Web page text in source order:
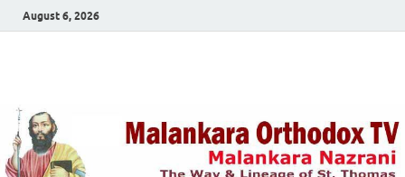
August 6, 2026
TV